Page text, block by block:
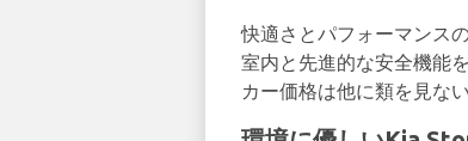
快適さとパフォーマンス
室内と先進的な安全機能
カー価格は他に類を見な